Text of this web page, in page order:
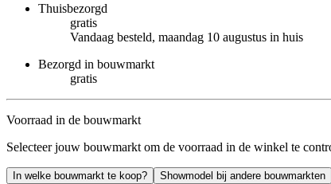
Thuisbezorgd
gratis
Vandaag besteld, maandag 10 augustus in huis
Bezorgd in bouwmarkt
gratis
Voorraad in de bouwmarkt
Selecteer jouw bouwmarkt om de voorraad in de winkel te
In welke bouwmarkt te koop? Showmodel bij andere bouwmarkten